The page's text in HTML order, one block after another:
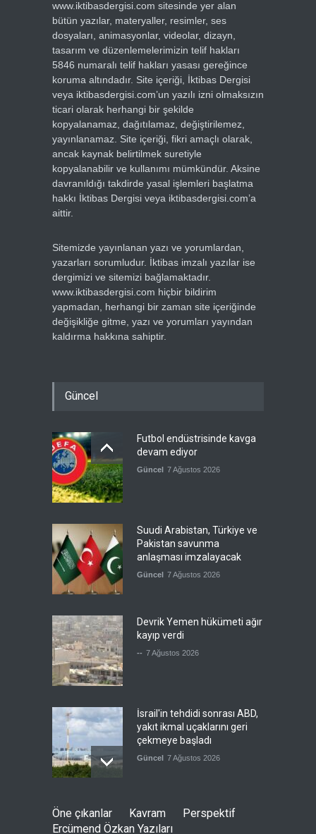
www.iktibasdergisi.com sitesinde yer alan
bütün yazılar, materyaller, resimler, ses
dosyaları, animasyonlar, videolar, dizayn,
tasarım ve düzenlemelerimizin telif hakları
5846 numaralı telif hakları yasası gereğince
koruma altındadır. Site içeriği, İktibas Dergisi
veya iktibasdergisi.com’un yazılı izni olmaksızın
ticari olarak herhangi bir şekilde
kopyalanamaz, dağıtılamaz, değiştirilemez,
yayınlanamaz. Site içeriği, fikri amaçlı olarak,
ancak kaynak belirtilmek suretiyle
kopyalanabilir ve kullanımı mümkündür. Aksine
davranıldığı takdirde yasal işlemleri başlatma
hakkı İktibas Dergisi veya iktibasdergisi.com’a
aittir.
Sitemizde yayınlanan yazı ve yorumlardan,
yazarları sorumludur. İktibas imzalı yazılar ise
dergimizi ve sitemizi bağlamaktadır.
www.iktibasdergisi.com hiçbir bildirim
yapmadan, herhangi bir zaman site içeriğinde
değişikliğe gitme, yazı ve yorumları yayından
kaldırma hakkına sahiptir.
Güncel
Futbol endüstrisinde kavga
devam ediyor
Güncel 7 Ağustos 2026
Suudi Arabistan, Türkiye ve
Pakistan savunma
anlaşması imzalayacak
Güncel 7 Ağustos 2026
Devrik Yemen hükümeti ağır
kayıp verdi
-- 7 Ağustos 2026
İsrail'in tehdidi sonrası ABD,
yakıt ikmal uçaklarını geri
çekmeye başladı
Güncel 7 Ağustos 2026
çalışmaya devam edeceğiz
Öne çıkanlar Kavram
Perspektif
Ercümend Özkan Yazıları